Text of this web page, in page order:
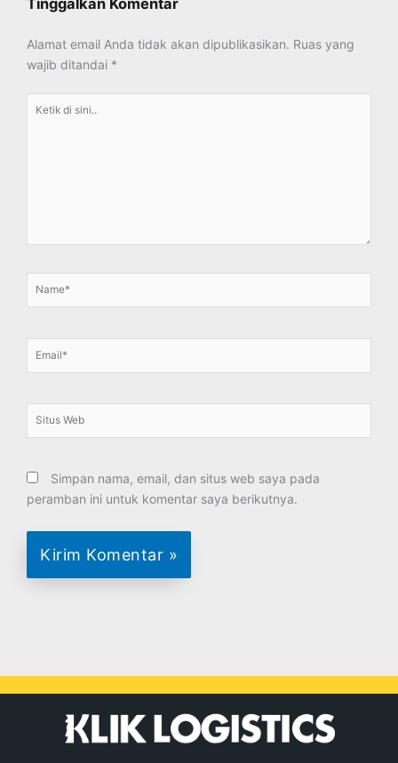
Alamat email Anda tidak akan dipublikasikan. Ruas yang
wajib ditandai *
Ketik
Name*
Email*
Situs
Simpan nama, email, dan situs web saya pada
peramban ini untuk komentar saya berikutnya.